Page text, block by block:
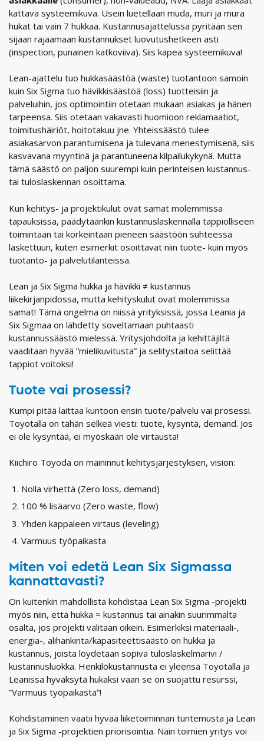
kattava systeemikuva. Usein luetellaan muda, muri ja mura
hukat tai vain 7 hukkaa. Kustannusajattelussa pyritään sen
sijaan rajaamaan kustannukset luovutushetkeen asti
(inspection, punainen katkoviiva). Siis kapea systeemikuva!
Lean-ajattelu tuo hukkasäästöä (waste) tuotantoon samoin
kuin Six Sigma tuo hävikkisäästöä (loss) tuotteisiin ja
palveluihin, jos optimointiin otetaan mukaan asiakas ja hänen
tarpeensa. Siis otetaan vakavasti huomioon reklamaatiot,
toimitushäiriöt, hoitotakuu jne. Yhteissäästö tulee
asiakasarvon parantumisena ja tulevana menestymisenä, siis
kasvavana myyntinä ja parantuneena kilpailukykynä. Mutta
tämä säästö on paljon suurempi kuin perinteisen kustannus-
tai tuloslaskennan osoittama.
Kun kehitys- ja projektikulut ovat samat molemmissa
tapauksissa, päädytäänkin kustannuslaskennalla tappiolliseen
toimintaan tai korkeintaan pieneen säästöön suhteessa
laskettuun, kuten esimerkit osoittavat niin tuote- kuin myös
tuotanto- ja palvelutilanteissa.
Lean ja Six Sigma hukka ja hävikki ≠ kustannus
liikekirjanpidossa, mutta kehityskulut ovat molemmissa
samat! Tämä ongelma on niissä yrityksissä, jossa Leania ja
Six Sigmaa on lähdetty soveltamaan puhtaasti
kustannussäästö mielessä. Yritysjohdolta ja kehittäjiltä
vaaditaan hyvää ”mielikuvitusta” ja selitystaitoa selittää
tappiot voitoksi!
Tuote vai prosessi?
Kumpi pitää laittaa kuntoon ensin tuote/palvelu vai prosessi.
Toyotalla on tähän selkeä viesti: tuote, kysyntä, demand. Jos
ei ole kysyntää, ei myöskään ole virtausta!
Kiichiro Toyoda on maininnut kehitysjärjestyksen, vision:
Nolla virhettä (Zero loss, demand)
100 % lisäarvo (Zero waste, flow)
Yhden kappaleen virtaus (leveling)
Varmuus työpaikasta
Miten voi edetä Lean Six Sigmassa
kannattavasti?
On kuitenkin mahdollista kohdistaa Lean Six Sigma -projekti
myös niin, että hukka ≈ kustannus tai ainakin suurimmalta
osalta, jos projekti valitaan oikein. Esimerkiksi materiaali-,
energia-, alihankinta/kapasiteettisäästö on hukka ja
kustannus, joista löydetään sopiva tuloslaskelmarivi /
kustannusluokka. Henkilökustannusta ei yleensä Toyotalla ja
Leanissa hyväksytä hukaksi vaan se on suojattu resurssi,
”Varmuus työpaikasta”!
Kohdistaminen vaatii hyvää liiketoiminnan tuntemusta ja Lean
ja Six Sigma -projektien priorisointia. Näin toimien yritys voi